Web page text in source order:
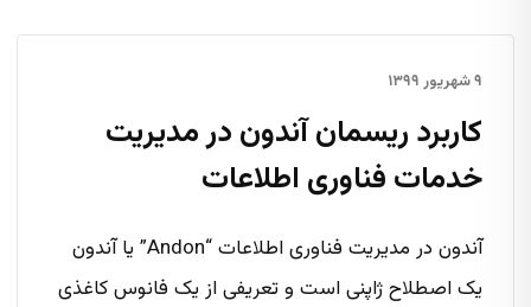
۹ شهریور ۱۳۹۹
کاربرد ریسمان آندون در مدیریت
خدمات فناوری اطلاعات
آندون در مدیریت فناوری اطلاعات “Andon” یا آندون
یک اصطلاح ژاپنی است و تعریفی از یک فانوس کاغذی